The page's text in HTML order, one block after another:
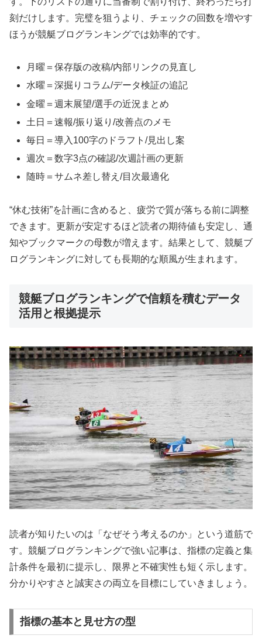
刻だけします。完璧を狙うより、チェックの回数を増やす
ほうが競艇ブログランキングでは効率的です。
月曜＝保存版の改稿/内部リンクの見直し
水曜＝深掘りコラム/データ検証の追記
金曜＝週末展望/選手の近況まとめ
土日＝速報/振り返り/改善点のメモ
毎日＝導入100字のドラフト/見出し案
週次＝数字3点の確認/次週計画の更新
随時＝サムネ差し替え/目次最適化
“休む技術”を計画に含めると、疲労で質が落ちる前に調整
できます。更新が安定するほど読者の期待値も安定し、通
知やブックマークの母数が増えます。結果として、競艇ブ
ログランキングに対しても長期的な順風が生まれます。
競艇ブログランキングで信頼を積むデータ
活用と根拠提示
読者が知りたいのは「なぜそう考えるのか」という道筋で
す。競艇ブログランキングで強い記事は、指標の定義と集
計条件を最初に提示し、限界と不確実性も短く示します。
分かりやすさと誠実さの両立を目標にしていきましょう。
指標の基本と見せ方の型